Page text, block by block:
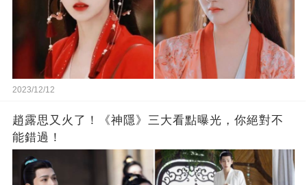
2023/12/12
趙露思又火了！《神隱》三大看點曝光，你絕對不
能錯過！